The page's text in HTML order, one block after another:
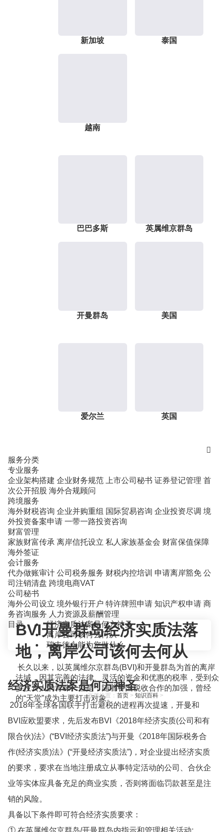
新加坡 泰国
越南
巴巴多斯 英属维京群岛
开曼群岛 美国
爱尔兰 英国

服务分类
专业服务
企业架构搭建 企业财务规范 上市公司秘书 证券登记管理 首
次公开招股 海外合规顾问
跨境服务
海外财税咨询 企业并购重组 国际贸易咨询 企业投资尽调 境
外投资备案申请 一带一路投资咨询
财富管理
家族财富传承 离岸信托设立 私人家族基金会 财富保值保障
海外签证
会计服务
代办做账审计 公司税务服务 财税内控培训 申请离岸豁免 公
司注销清盘 跨境电商VAT
公司秘书
海外公司设立 境外银行开户 特许牌照申请 知识产权申请 商
务咨询服务 人力资源及薪酬管理
当前位置： 首页> 知识百科>
BVI开曼群岛经济实质法落
地，离岸公司该何去何从
长久以来，以英属维尔京群岛(BVI)和开曼群岛为首的离岸
法域，因其完善的法律、灵活的资金和优惠的税率，受到众
多投资人的青睐。但是，随着各国税收合作的加强，曾经
的“天堂”成为主要打击对象。
目录
经济实质法案是何方神圣
离岸公司该何去何从
瑞丰德永能为您做什么
经济实质法案是何方神圣
2018年全球各国联手打击避税的进程再次提速，开曼和
BVI应欧盟要求，先后发布BVI《2018年经济实质(公司和有
限合伙)法》(“BVI经济实质法”)与开曼《2018年国际税务合
作(经济实质)法》(“开曼经济实质法”)，对企业提出经济实质
的要求，要求在当地注册成立从事特定活动的公司、合伙企
业等实体应具备充足的商业实质，否则将面临罚款甚至是注
销的风险。
具备以下条件即可符合经济实质要求：
① 在英属维尔京群岛/开曼群岛内指示和管理相关活动;